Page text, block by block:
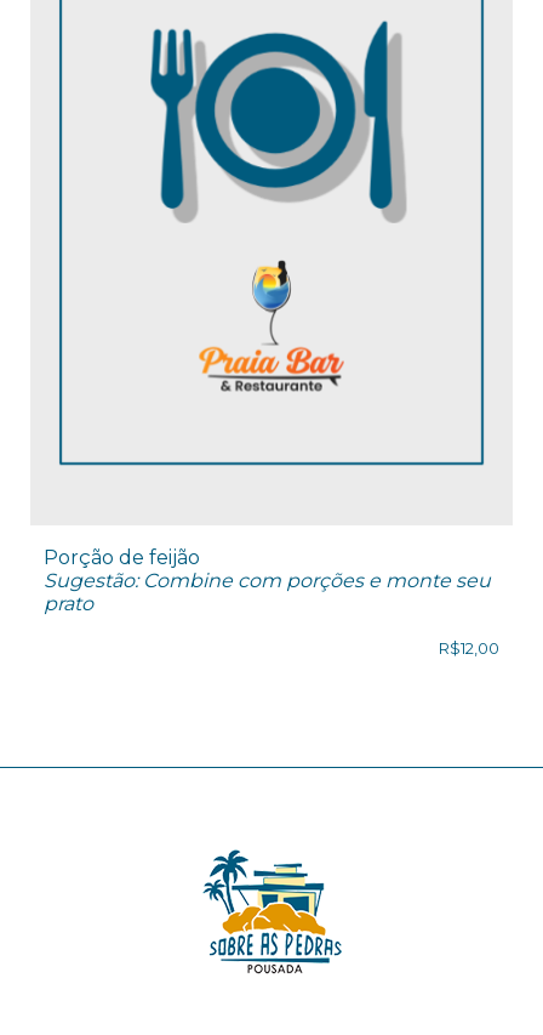
Porção de feijão
Sugestão: Combine com porções e monte seu
prato
R$12,00